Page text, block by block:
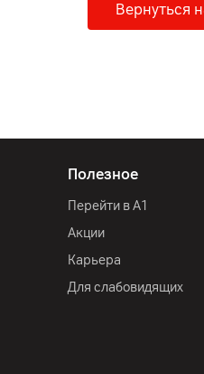
Вернуться
Полезное
Перейти в А1
Акции
Карьера
Для слабовидящих